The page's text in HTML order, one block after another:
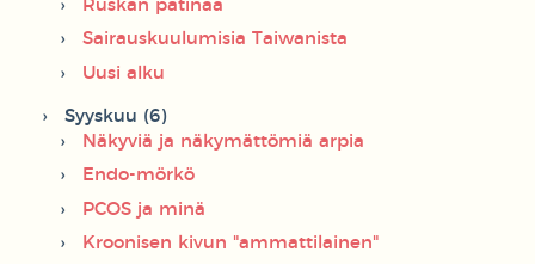
Ruskan patinaa
Sairauskuulumisia Taiwanista
Uusi alku
Syyskuu (6)
Näkyviä ja näkymättömiä arpia
Endo-mörkö
PCOS ja minä
Kroonisen kivun "ammattilainen"